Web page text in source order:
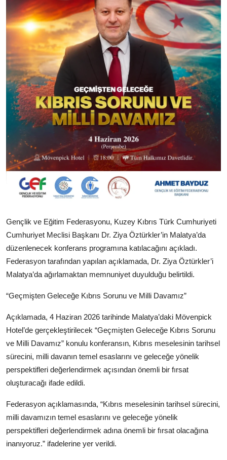
Gençlik ve Eğitim Federasyonu, Kuzey Kıbrıs Türk Cumhuriyeti
Cumhuriyet Meclisi Başkanı Dr. Ziya Öztürkler’in Malatya’da
düzenlenecek konferans programına katılacağını açıkladı.
Federasyon tarafından yapılan açıklamada, Dr. Ziya Öztürkler’i
Malatya’da ağırlamaktan memnuniyet duyulduğu belirtildi.
“Geçmişten Geleceğe Kıbrıs Sorunu ve Milli Davamız”
Açıklamada, 4 Haziran 2026 tarihinde Malatya’daki Mövenpick
Hotel’de gerçekleştirilecek “Geçmişten Geleceğe Kıbrıs Sorunu
ve Milli Davamız” konulu konferansın, Kıbrıs meselesinin tarihsel
sürecini, milli davanın temel esaslarını ve geleceğe yönelik
perspektifleri değerlendirmek açısından önemli bir fırsat
oluşturacağı ifade edildi.
Federasyon açıklamasında, “Kıbrıs meselesinin tarihsel sürecini,
milli davamızın temel esaslarını ve geleceğe yönelik
perspektifleri değerlendirmek adına önemli bir fırsat olacağına
inanıyoruz.” ifadelerine yer verildi.